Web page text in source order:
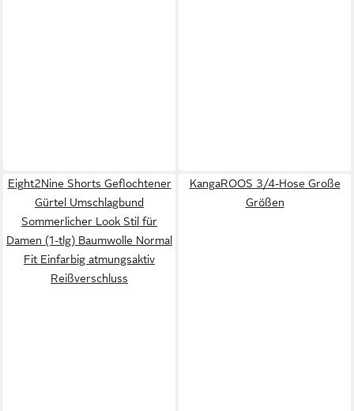
Eight2Nine Shorts Geflochtener
Gürtel Umschlagbund
Sommerlicher Look Stil für
Damen (1-tlg) Baumwolle Normal
Fit Einfarbig atmungsaktiv
Reißverschluss
KangaROOS 3/4-Hose Große
Größen